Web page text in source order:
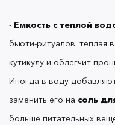
- Использовать
в день: перед
после мытья рук.
- Мыть руки
- Емкость с теплой
бьюти-ритуалов: теплая
кутикулу и облегчит
Иногда в воду
заменить его на соль
больше питательных